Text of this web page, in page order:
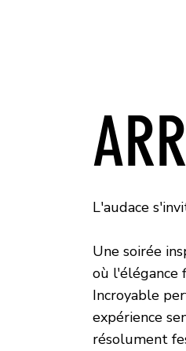
L'audace
Une soirée
où l'élégance
Incroyable
expérience
résolument